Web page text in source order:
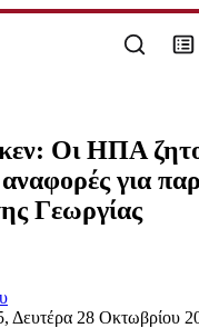
Οι ΗΠΑ
για
Γεωργίας
Δευτέρα 28 Οκτωβρίου